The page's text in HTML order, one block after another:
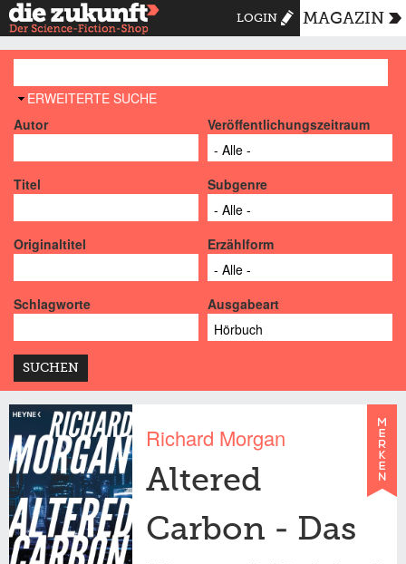
LOGIN MAGAZIN
AUSBLENDEN
ERWEITERTE SUCHE
Autor
Veröffentlichungszeitraum
Titel Subgenre
Originaltitel Erzählform
Schlagworte Ausgabeart
Richard Morgan
Altered
Carbon - Das